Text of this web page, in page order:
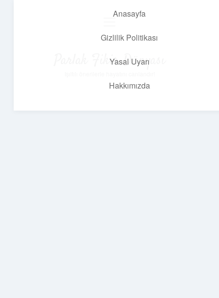
Anasayfa
Gizlilik Politikası
Yasal Uyarı
Hakkımızda
Parlak Fikir Dünyası